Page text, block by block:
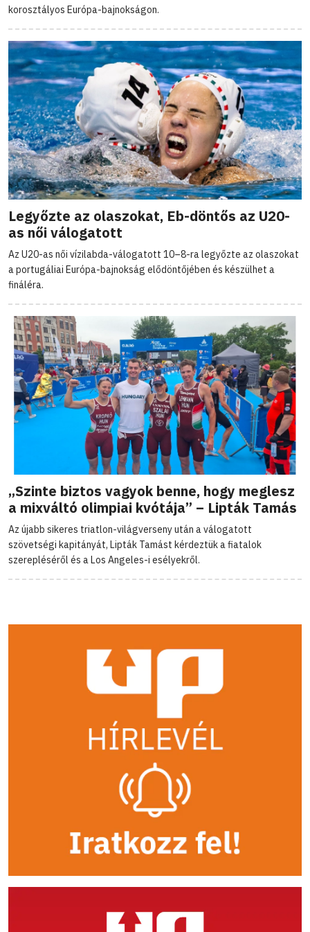
korosztályos Európa-bajnokságon.
Legyőzte az olaszokat, Eb-döntős az U20-
as női válogatott
Az U20-as női vízilabda-válogatott 10–8-ra legyőzte az olaszokat
a portugáliai Európa-bajnokság elődöntőjében és készülhet a
fináléra.
„Szinte biztos vagyok benne, hogy meglesz
a mixváltó olimpiai kvótája” – Lipták Tamás
Az újabb sikeres triatlon-világverseny után a válogatott
szövetségi kapitányát, Lipták Tamást kérdeztük a fiatalok
szerepléséről és a Los Angeles-i esélyekről.